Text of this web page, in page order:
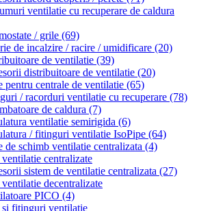
ventilatie cu recuperare de caldura
/ grile (69)
de incalzire / racire / umidificare (20)
de ventilatie (39)
distribuitoare de ventilatie (20)
pentru centrale de ventilatie (65)
/ racorduri ventilatie cu recuperare (78)
de caldura (7)
ventilatie semirigida (6)
/ fitinguri ventilatie IsoPipe (64)
de schimb ventilatie centralizata (4)
ventilatie centralizate
sistem de ventilatie centralizata (27)
ventilatie decentralizate
PICO (4)
si fitinguri ventilatie